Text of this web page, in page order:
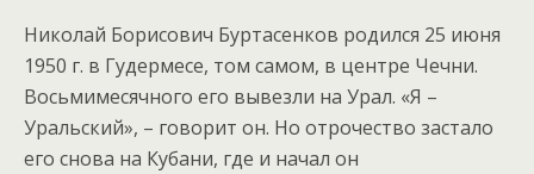
Николай Борисович Буртасенков родился 25 июня
1950 г. в Гудермесе, том самом, в центре Чечни.
Восьмимесячного его вывезли на Урал. «Я –
Уральский», – говорит он. Но отрочество застало
его снова на Кубани, где и начал он